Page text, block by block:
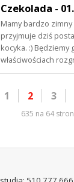
Czekolada -
Mamy bardzo
przyjmuje dziś
kocyka. :)
właściwościach
1 2 3
635 na 64